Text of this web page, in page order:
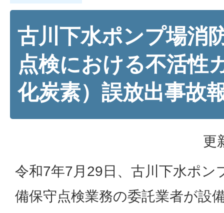
古川下水ポンプ場消
点検における不活性
化炭素）誤放出事故
更
令和7年7月29日、古川下水ポン
備保守点検業務の委託業者が設